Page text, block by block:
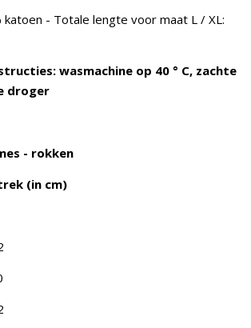
katoen - Totale lengte voor maat L / XL:
wasmachine op 40 ° C, zachte
droger
- rokken
(in cm)